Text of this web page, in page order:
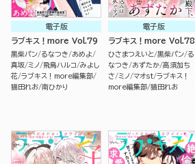
電子版
ラブキス！more Vol.79
黒柴パン るなつき
あめよ
真坂 ミノ 飛鳥ハルコ みよし
花 ラブキス！more編集部
猫田れお 南ひかり
電子版
ラブキス！more Vol.78
ひさまつえいと 黒柴パン る
なつき
あずたか 高須加ち
さ ミノ マオst ラブキス！
more編集部 猫田れお